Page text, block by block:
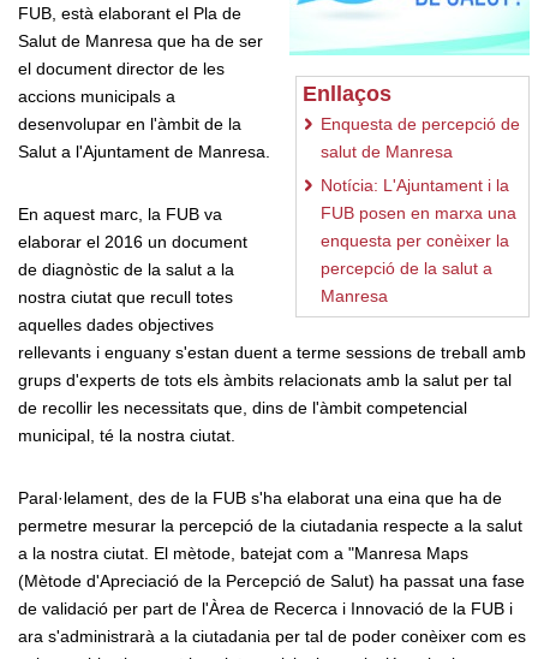
Enllaços
Enquesta de percepció de
salut de Manresa
Notícia: L'Ajuntament i la
FUB posen en marxa una
enquesta per conèixer la
percepció de la salut a
Manresa
FUB, està elaborant el Pla de
Salut de Manresa que ha de ser
el document director de les
accions municipals a
desenvolupar en l'àmbit de la
Salut a l'Ajuntament de Manresa.
En aquest marc, la FUB va
elaborar el 2016 un document
de diagnòstic de la salut a la
nostra ciutat que recull totes
aquelles dades objectives
rellevants i enguany s'estan duent a terme sessions de treball amb
grups d'experts de tots els àmbits relacionats amb la salut per tal
de recollir les necessitats que, dins de l'àmbit competencial
municipal, té la nostra ciutat.
Paral·lelament, des de la FUB s'ha elaborat una eina que ha de
permetre mesurar la percepció de la ciutadania respecte a la salut
a la nostra ciutat. El mètode, batejat com a "Manresa Maps
(Mètode d'Apreciació de la Percepció de Salut) ha passat una fase
de validació per part de l'Àrea de Recerca i Innovació de la FUB i
ara s'administrarà a la ciutadania per tal de poder conèixer com es